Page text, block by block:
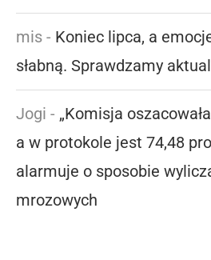
mis - Koniec lipca, a
słabną. Sprawdzamy
Jogi - „Komisja
a w protokole jest 74,48
alarmuje o sposobie
mrozowych